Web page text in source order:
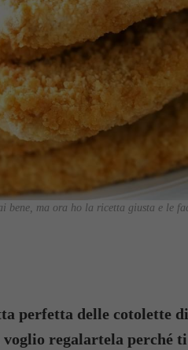
bene, ma ora ho la ricetta giusta e le
perfetta delle cotolette
voglio regalartela perché